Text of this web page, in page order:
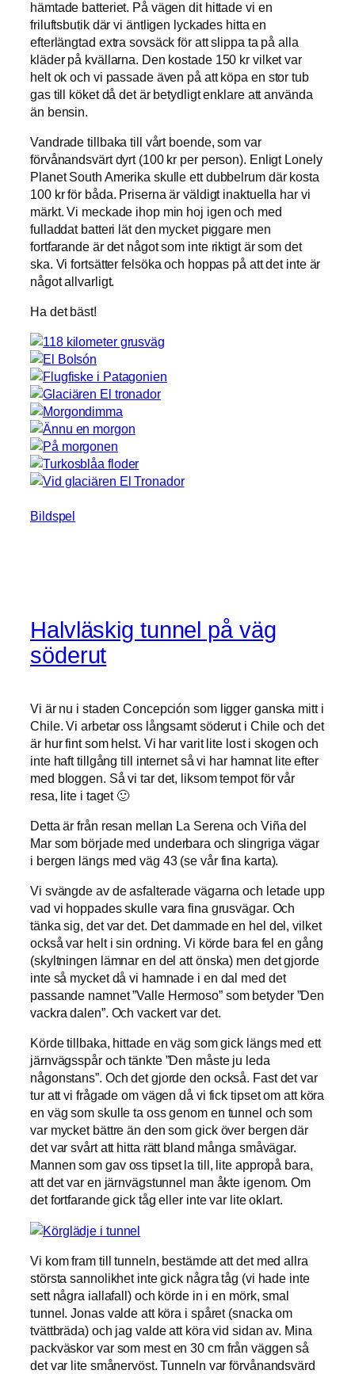
hämtade batteriet. På vägen dit hittade vi en
friluftsbutik där vi äntligen lyckades hitta en
efterlängtad extra sovsäck för att slippa ta på alla
kläder på kvällarna. Den kostade 150 kr vilket var
helt ok och vi passade även på att köpa en stor tub
gas till köket då det är betydligt enklare att använda
än bensin.
Vandrade tillbaka till vårt boende, som var
förvånandsvärt dyrt (100 kr per person). Enligt Lonely
Planet South Amerika skulle ett dubbelrum där kosta
100 kr för båda. Priserna är väldigt inaktuella har vi
märkt. Vi meckade ihop min hoj igen och med
fulladdat batteri lät den mycket piggare men
fortfarande är det något som inte riktigt är som det
ska. Vi fortsätter felsöka och hoppas på att det inte är
något allvarligt.
Ha det bäst!
Bildspel
Halvläskig tunnel på väg
söderut
Vi är nu i staden Concepción som ligger ganska mitt i
Chile. Vi arbetar oss långsamt söderut i Chile och det
är hur fint som helst. Vi har varit lite lost i skogen och
inte haft tillgång till internet så vi har hamnat lite efter
med bloggen. Så vi tar det, liksom tempot för vår
resa, lite i taget 🙂
Detta är från resan mellan La Serena och Viña del
Mar som började med underbara och slingriga vägar
i bergen längs med väg 43 (se vår fina karta).
Vi svängde av de asfalterade vägarna och letade upp
vad vi hoppades skulle vara fina grusvägar. Och
tänka sig, det var det. Det dammade en hel del, vilket
också var helt i sin ordning. Vi körde bara fel en gång
(skyltningen lämnar en del att önska) men det gjorde
inte så mycket då vi hamnade i en dal med det
passande namnet ”Valle Hermoso” som betyder ”Den
vackra dalen”. Och vackert var det.
Körde tillbaka, hittade en väg som gick längs med ett
järnvägsspår och tänkte ”Den måste ju leda
någonstans”. Och det gjorde den också. Fast det var
tur att vi frågade om vägen då vi fick tipset om att köra
en väg som skulle ta oss genom en tunnel och som
var mycket bättre än den som gick över bergen där
det var svårt att hitta rätt bland många småvägar.
Mannen som gav oss tipset la till, lite appropå bara,
att det var en järnvägstunnel man åkte igenom. Om
det fortfarande gick tåg eller inte var lite oklart.
Vi kom fram till tunneln, bestämde att det med allra
största sannolikhet inte gick några tåg (vi hade inte
sett några iallafall) och körde in i en mörk, smal
tunnel. Jonas valde att köra i spåret (snacka om
tvättbräda) och jag valde att köra vid sidan av. Mina
packväskor var som mest en 30 cm från väggen så
det var lite smånervöst. Tunneln var förvånandsvärd